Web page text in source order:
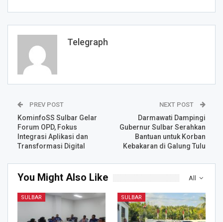
Telegraph
PREV POST
KominfoSS Sulbar Gelar
Forum OPD, Fokus
Integrasi Aplikasi dan
Transformasi Digital
NEXT POST
Darmawati Dampingi
Gubernur Sulbar Serahkan
Bantuan untuk Korban
Kebakaran di Galung Tulu
All
You Might Also Like
SULBAR SULBAR